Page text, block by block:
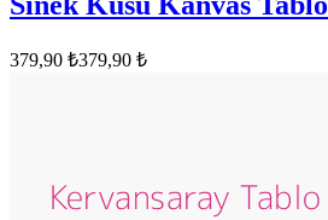
379,90 ₺379,90 ₺